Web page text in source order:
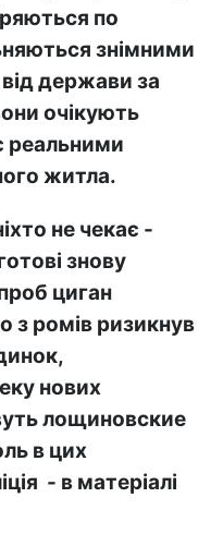
по
знімними
держави за
очікують
реальними
житла.
не чекає -
знову
циган
з ромів ризикнув
нових
лощиновские
в цих
- в матеріалі